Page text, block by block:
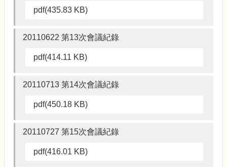
pdf(435.83 KB)
20110622 第13次會議紀錄
pdf(414.11 KB)
20110713 第14次會議紀錄
pdf(450.18 KB)
20110727 第15次會議紀錄
pdf(416.01 KB)